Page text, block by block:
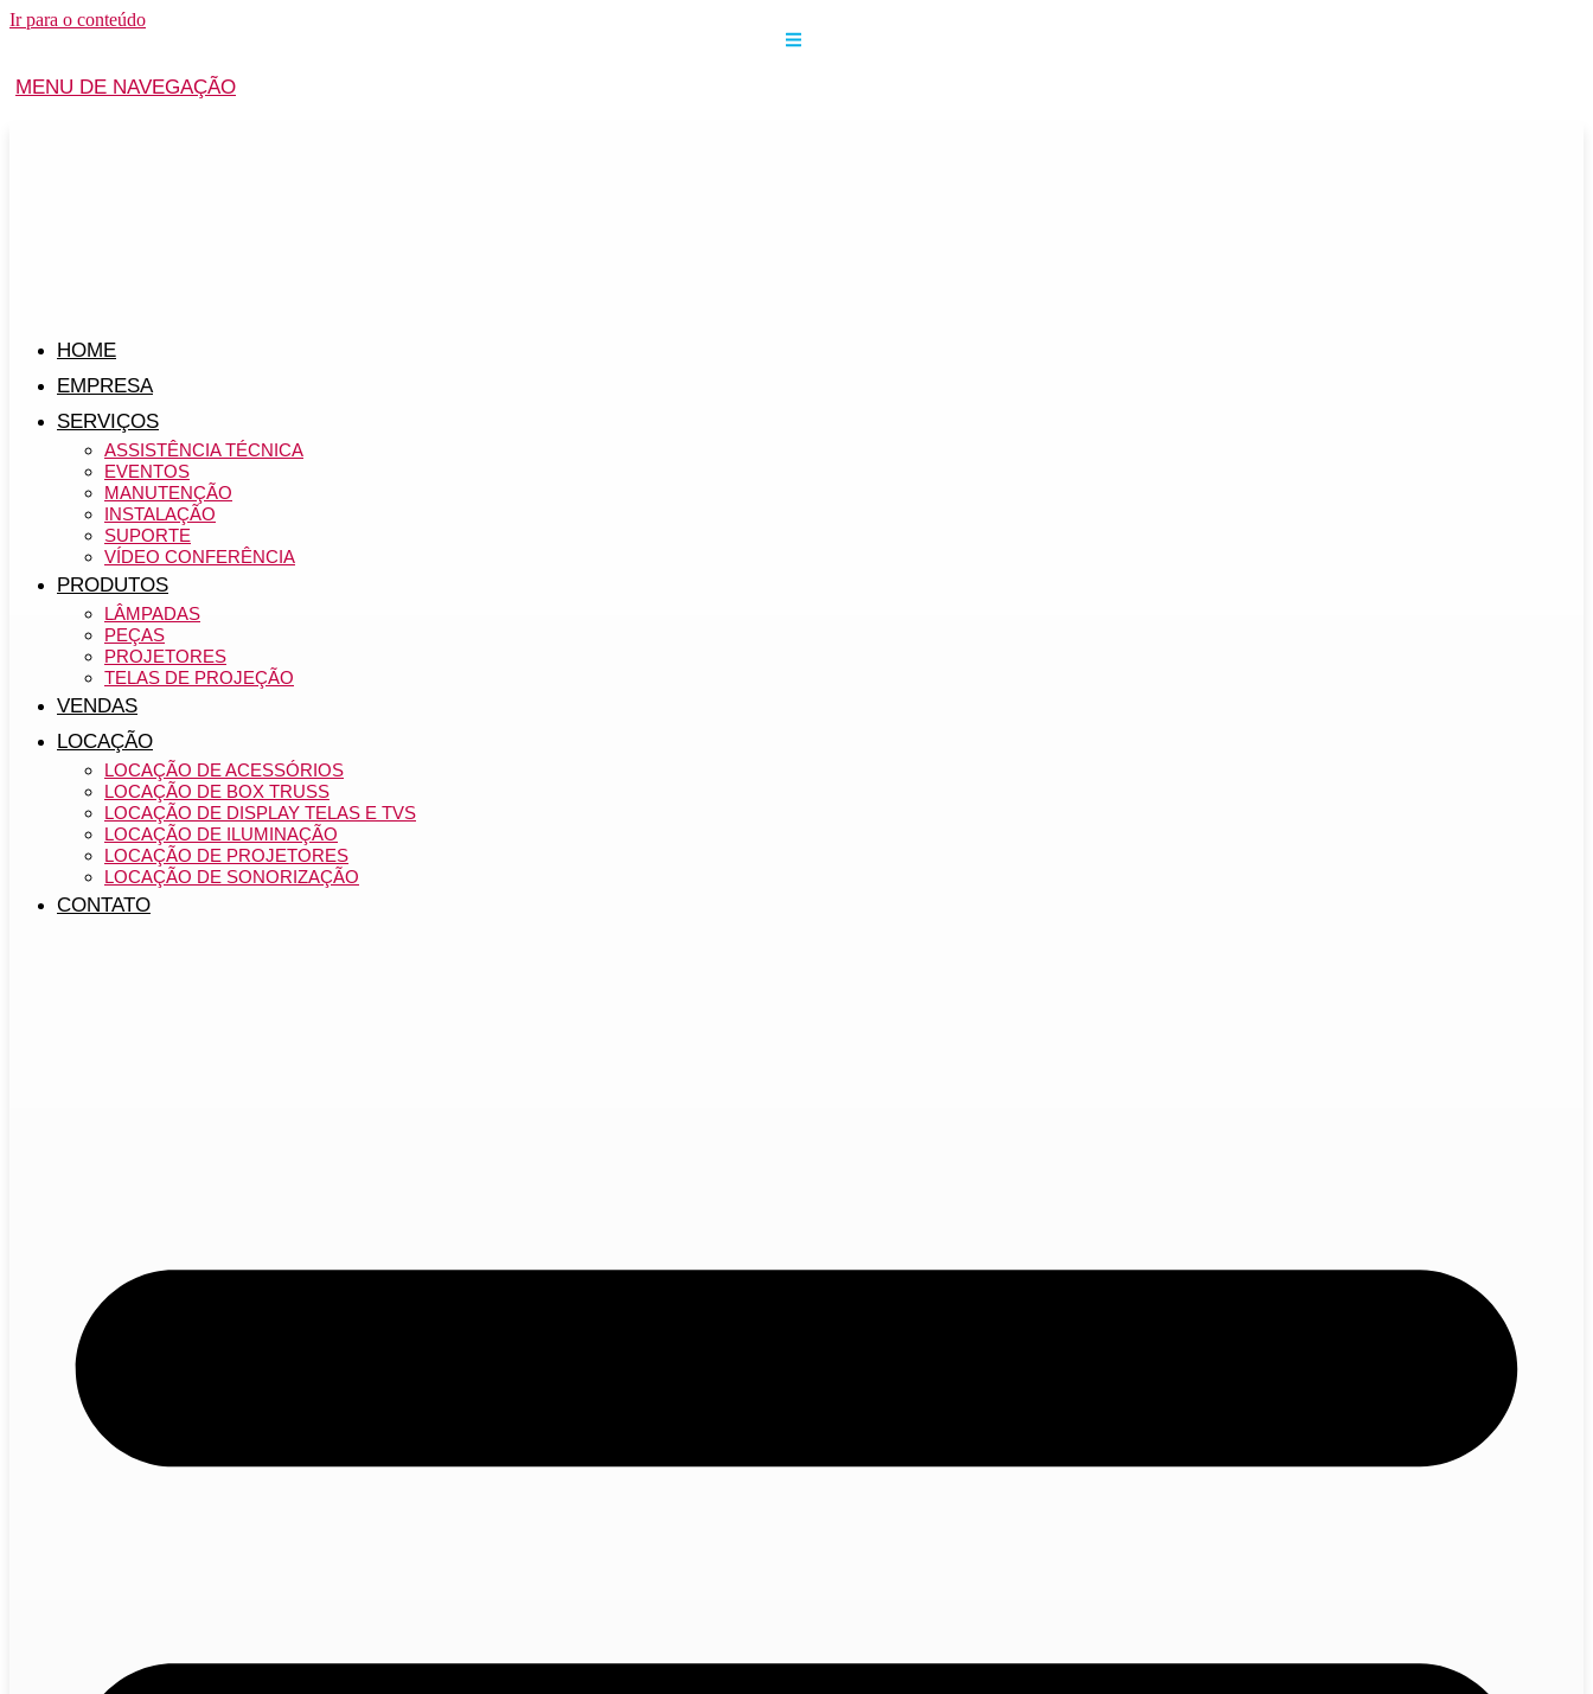
Ir para o conteúdo
MENU DE NAVEGAÇÃO
HOME
EMPRESA
SERVIÇOS
ASSISTÊNCIA TÉCNICA
EVENTOS
MANUTENÇÃO
INSTALAÇÃO
SUPORTE
VÍDEO CONFERÊNCIA
PRODUTOS
LÂMPADAS
PEÇAS
PROJETORES
TELAS DE PROJEÇÃO
VENDAS
LOCAÇÃO
LOCAÇÃO DE ACESSÓRIOS
LOCAÇÃO DE BOX TRUSS
LOCAÇÃO DE DISPLAY TELAS E TVS
LOCAÇÃO DE ILUMINAÇÃO
LOCAÇÃO DE PROJETORES
LOCAÇÃO DE SONORIZAÇÃO
CONTATO